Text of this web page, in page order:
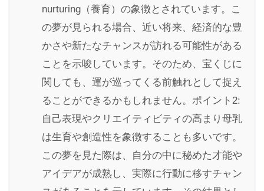
nurturing（養育）の象徴とされています。こ
の夢が見られる場合、近い将来、経済的な豊
かさや新たなチャンスが訪れる可能性がある
ことを示唆しています。そのため、宝くじに
関しても、運が巡ってくる前触れとして捉え
ることができるかもしれません。ポイント2:
自己表現やクリエイティビティの高まり母乳
は生育や創造性を象徴することも多いです。
この夢を見た際は、自分の中に秘めた才能や
アイデアが成熟し、実際に行動に移すチャン